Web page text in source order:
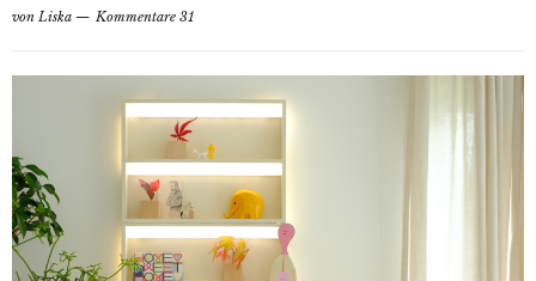
von Liska Kommentare 31